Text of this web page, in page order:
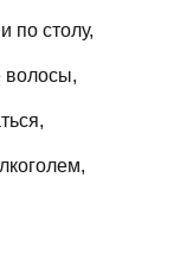
по столу,
волосы,